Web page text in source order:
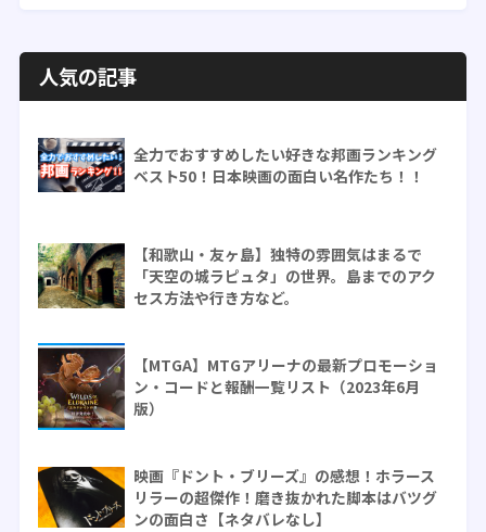
人気の記事
全力でおすすめしたい好きな邦画ランキング
ベスト50！日本映画の面白い名作たち！！
【和歌山・友ヶ島】独特の雰囲気はまるで
「天空の城ラピュタ」の世界。島までのアク
セス方法や行き方など。
【MTGA】MTGアリーナの最新プロモーショ
ン・コードと報酬一覧リスト（2023年6月
版）
映画『ドント・ブリーズ』の感想！ホラース
リラーの超傑作！磨き抜かれた脚本はバツグ
ンの面白さ【ネタバレなし】